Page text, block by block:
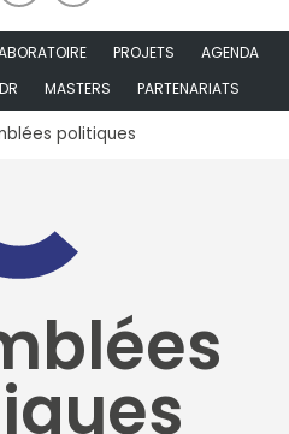
PROJETS
AGENDA
MASTERS PARTENARIATS
politiques